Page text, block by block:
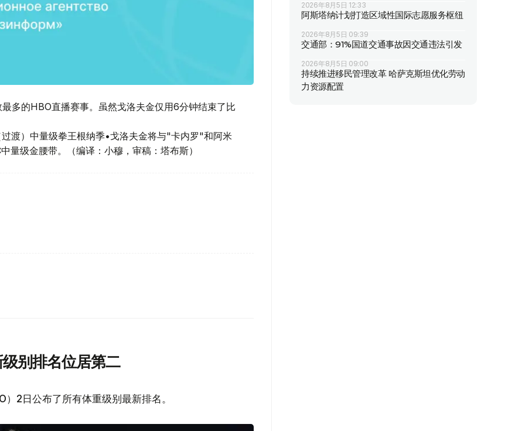
多的HBO直播赛事。虽然戈洛夫金仅用6分钟结束了比
渡）中量级拳王根纳季•戈洛夫金将与"卡内罗"和阿米
量级金腰带。（编译：小穆，审稿：塔布斯）
别排名位居第二
）2日公布了所有体重级别最新排名。
2026年8月5日 12:33
阿斯塔纳计划打造区域性国际志愿服务枢纽
2026年8月5日 09:39
交通部：91%国道交通事故因交通违法引发
2026年8月5日 09:00
持续推进移民管理改革 哈萨克斯坦优化劳动
力资源配置